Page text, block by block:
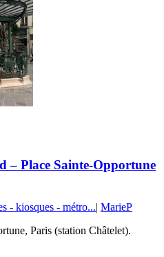
– Place Sainte-Opportune
- kiosques - métro...| MarieP
Paris (station Châtelet).